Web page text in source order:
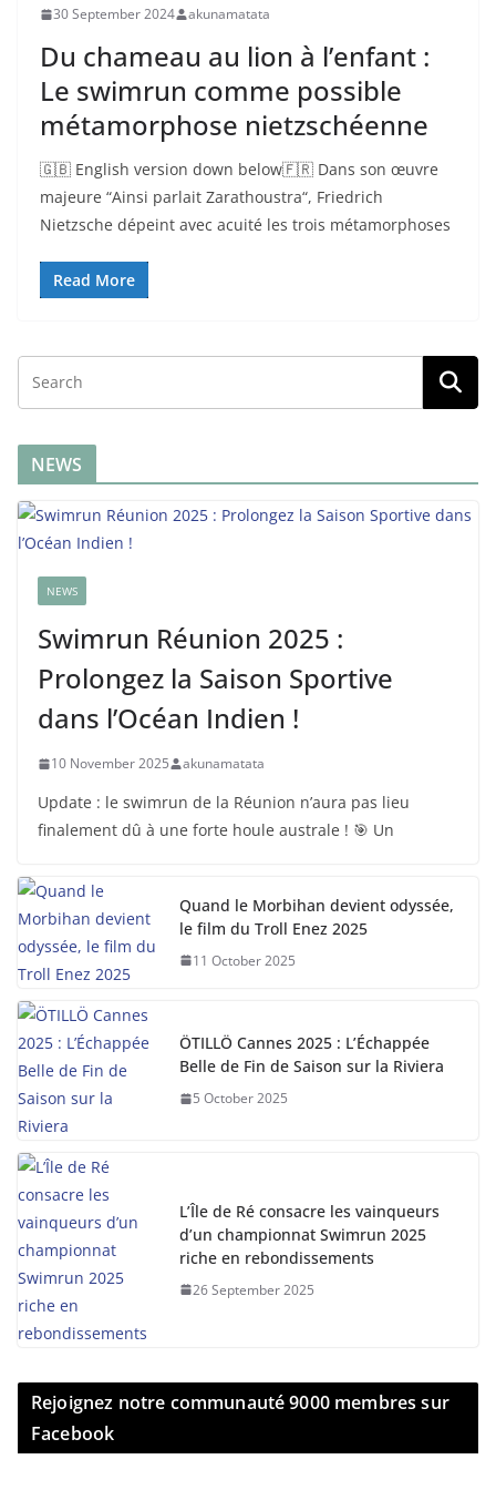
30 September 2024 akunamatata
Du chameau au lion à l’enfant :
Le swimrun comme possible
métamorphose nietzschéenne
🇬🇧 English version down below🇫🇷 Dans son œuvre
majeure “Ainsi parlait Zarathoustra“, Friedrich
Nietzsche dépeint avec acuité les trois métamorphoses
Read More
NEWS
NEWS
Swimrun Réunion 2025 :
Prolongez la Saison Sportive
dans l’Océan Indien !
10 November 2025 akunamatata
Update : le swimrun de la Réunion n’aura pas lieu
finalement dû à une forte houle australe ! 🎯 Un
Quand le Morbihan devient odyssée,
le film du Troll Enez 2025
11 October 2025
ÖTILLÖ Cannes 2025 : L’Échappée
Belle de Fin de Saison sur la Riviera
5 October 2025
L’Île de Ré consacre les vainqueurs
d’un championnat Swimrun 2025
riche en rebondissements
26 September 2025
Rejoignez notre communauté 9000 membres sur
Facebook